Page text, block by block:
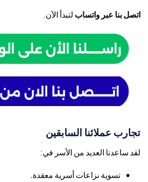
اتصل بنا عبر واتسابلتبدأ الآن.
تجارب عملائنا السابقين
لقد ساعدنا العديد من الأسر في:
تسوية نزاعات أسرية معقدة.